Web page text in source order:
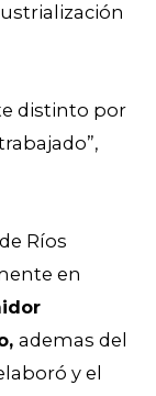
distinto por
Ríos
en
ademas del
y el